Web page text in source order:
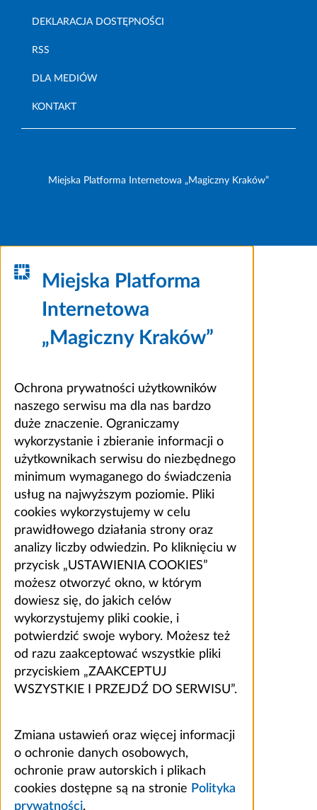
DEKLARACJA DOSTĘPNOŚCI
RSS
DLA MEDIÓW
KONTAKT
Miejska Platforma Internetowa „Magiczny Kraków”
Miejska Platforma
Internetowa
„Magiczny Kraków”
Ochrona prywatności użytkowników
naszego serwisu ma dla nas bardzo
duże znaczenie. Ograniczamy
wykorzystanie i zbieranie informacji o
użytkownikach serwisu do niezbędnego
minimum wymaganego do świadczenia
usług na najwyższym poziomie. Pliki
cookies wykorzystujemy w celu
prawidłowego działania strony oraz
analizy liczby odwiedzin. Po kliknięciu w
przycisk „USTAWIENIA COOKIES”
możesz otworzyć okno, w którym
dowiesz się, do jakich celów
wykorzystujemy pliki cookie, i
potwierdzić swoje wybory. Możesz też
od razu zaakceptować wszystkie pliki
przyciskiem „ZAAKCEPTUJ
WSZYSTKIE I PRZEJDŹ DO SERWISU”.
Zmiana ustawień oraz więcej informacji
o ochronie danych osobowych,
ochronie praw autorskich i plikach
cookies dostępne są na stronie Polityka
prywatności.